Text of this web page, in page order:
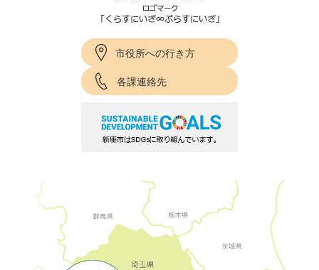
市役所への行き方
各課連絡先